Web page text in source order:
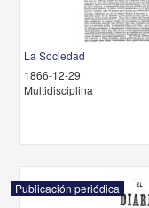
La Sociedad
1866-12-29
Multidisciplina
Publicación periódica